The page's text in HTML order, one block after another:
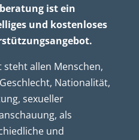
ist ein
und kostenloses
allen Menschen,
Nationalität,
sexueller
als
und